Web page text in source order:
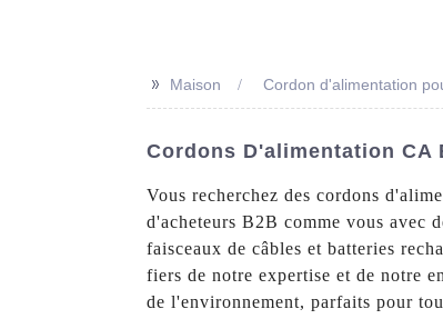
>> Maison Cordon d'alimentation
Cordons D'alimentation CA
Vous recherchez des cordons
d'acheteurs B2B comme vous avec
faisceaux de câbles et batteries
fiers de notre expertise et de notre
de l'environnement, parfaits pour